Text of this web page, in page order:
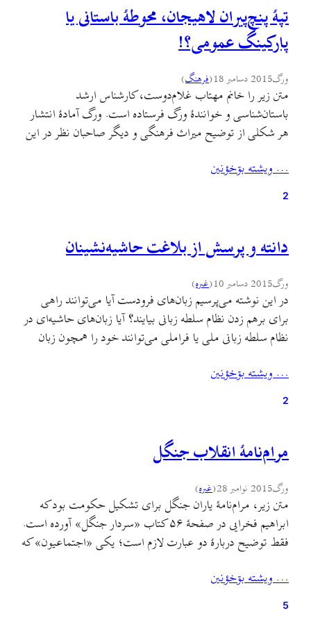
تپهٔ پنچ‌پیران لاهیجان، محوطهٔ باستانی یا
پارکینگ عمومی؟!
ورگ2015 دسامبر 18 (فرهنگ)
متن زیر را خانم مهتاب غلام‌دوست، کارشناس ارشد
باستان‌شناسی و خوانندهٔ ورگ فرستاده است. ورگ آمادهٔ انتشار
هر شکلی از توضیح میراث فرهنگی و دیگر صاحبان نظر در این
جریان انجام پروژه‌ٔ درسی‌ام، از تپهٔ پنج‌پیران بازدید و عکس‌برداری
کردم.…
… ويشته بۊخؤنين
2
دانته و پرسش از بلاغت حاشیه‌نشینان
ورگ2015 دسامبر 10 (غىره)
در این نوشته می‌پرسیم زبان‌های فرودست آیا می‌توانند راهی
برای برهم زدن نظام سلطه زبانی بیایند؟ آیا زبان‌های حاشیه‌ای در
نظام سلطه زبانی ملی یا فراملی می‌توانند خود را همچون زبان
سلطه زبانی و زبان‌های حاشیه‌ای می‌دهیم. سپس با بررسی
مختصر رساله‌ای از دانته…
… ويشته بۊخؤنين
2
مرام‌نامهٔ انقلاب جنگل
ورگ2015 نوامبر 28 (غىره)
متن زیر، مرام‌نامهٔ یاران جنگل برای تشکیل حکومت بود که
ابراهیم فخرایی در صفحهٔ ۵۶ کتاب «سردار جنگل» آورده است.
فقط توضیح دربارهٔ دو عبارت لازم است؛ یکی «اجتماعیون» که
انقلاب جنگل پی‌گیر آرمان‌های آزادی‌خواهانه و برابری‌طلب برای
مردم ایران بودند. و دیگری «تکدیری» که شکلی…
… ويشته بۊخؤنين
5